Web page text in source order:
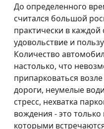
Встречи духовных
лидеров
До определенного
считался большой
практически в
удовольствие и
Количество
настолько, что
припарковаться
дороги, неумелые
стресс, нехватка
вождения - это
которыми